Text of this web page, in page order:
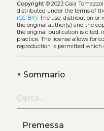
Copyright© 2023 Gaia
distributed under the terms of
(CC BY). The use, distribution or
the original author(s) and the
the original publication is cited,
practice. The license allows for
reproduction is permitted which
+Sommario
Premessa